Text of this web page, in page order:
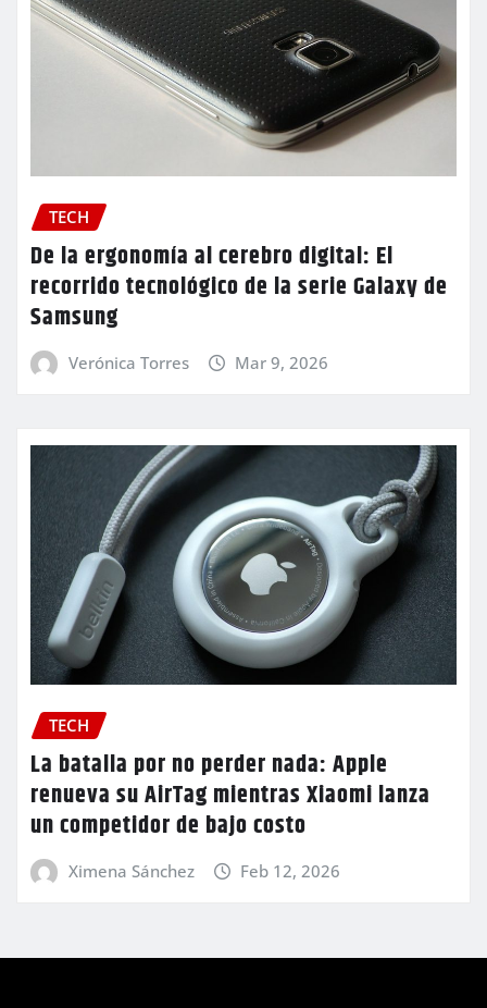
TECH
De la ergonomía al cerebro digital: El
recorrido tecnológico de la serie Galaxy de
Samsung
Verónica Torres Mar 9, 2026
TECH
La batalla por no perder nada: Apple
renueva su AirTag mientras Xiaomi lanza
un competidor de bajo costo
Ximena Sánchez Feb 12, 2026